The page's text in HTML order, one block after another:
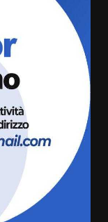
il piano
del
sera